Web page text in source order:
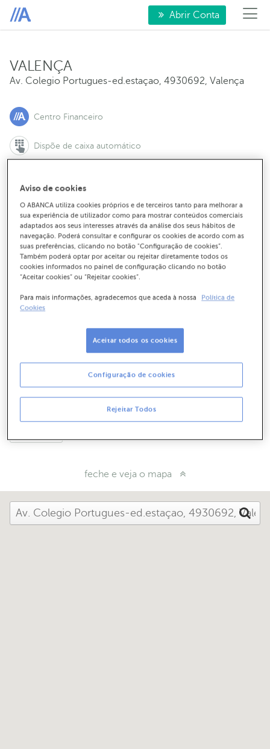
Abrir Conta
VALENÇA
Av. Colegio Portugues-ed.estaçao, 4930692, Valença
Centro Financeiro
Dispõe de caixa automático
Para marcar uma reunião:
21 000 13 00
Para contactar o balcão:
251 800 510
Como chegar
Horário de funcionamento
Dias úteis das 08:30 às 15:00
Quer que o contactemos?
feche e veja o mapa
Aviso de cookies
O ABANCA utiliza cookies próprios e de terceiros tanto para melhorar a
sua experiência de utilizador como para mostrar conteúdos comerciais
adaptados aos seus interesses através da análise dos seus hábitos de
navegação. Poderá consultar e configurar os cookies de acordo com as
suas preferências, clicando no botão "Configuração de cookies”.
Também poderá optar por aceitar ou rejeitar diretamente todos os
cookies informados no painel de configuração clicando no botão
“Aceitar cookies” ou “Rejeitar cookies”.
Para mais informações, agradecemos que aceda à nossa Política de
Cookies
Rejeitar Todos
Configuração de cookies
Aceitar todos os cookies